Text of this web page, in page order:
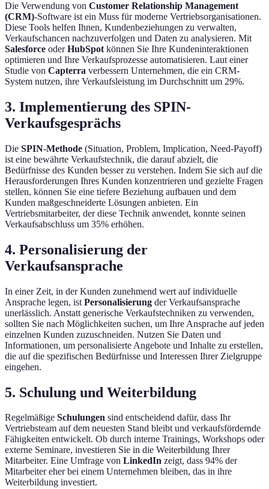
Die Verwendung von Customer Relationship Management
(CRM)-Software ist ein Muss für moderne Vertriebsorganisationen.
Diese Tools helfen Ihnen, Kundenbeziehungen zu verwalten,
Verkaufschancen nachzuverfolgen und Daten zu analysieren. Mit
Salesforce oderHubSpot können Sie Ihre Kundeninteraktionen
optimieren und Ihre Verkaufsprozesse automatisieren. Laut einer
Studie von Capterra verbessern Unternehmen, die ein CRM-
System nutzen, ihre Verkaufsleistung im Durchschnitt um 29%.
3. Implementierung des SPIN-
Verkaufsgesprächs
Die SPIN-Methode (Situation, Problem, Implication, Need-Payoff)
ist eine bewährte Verkaufstechnik, die darauf abzielt, die
Bedürfnisse des Kunden besser zu verstehen. Indem Sie sich auf die
Herausforderungen Ihres Kunden konzentrieren und gezielte Fragen
stellen, können Sie eine tiefere Beziehung aufbauen und dem
Kunden maßgeschneiderte Lösungen anbieten. Ein
Vertriebsmitarbeiter, der diese Technik anwendet, konnte seinen
Verkaufsabschluss um 35% erhöhen.
4. Personalisierung der
Verkaufsansprache
In einer Zeit, in der Kunden zunehmend wert auf individuelle
Ansprache legen, ist Personalisierung der Verkaufsansprache
unerlässlich. Anstatt generische Verkaufstechniken zu verwenden,
sollten Sie nach Möglichkeiten suchen, um Ihre Ansprache auf jeden
einzelnen Kunden zuzuschneiden. Nutzen Sie Daten und
Informationen, um personalisierte Angebote und Inhalte zu erstellen,
die auf die spezifischen Bedürfnisse und Interessen Ihrer Zielgruppe
eingehen.
5. Schulung und Weiterbildung
Regelmäßige Schulungen sind entscheidend dafür, dass Ihr
Vertriebsteam auf dem neuesten Stand bleibt und verkaufsfördernde
Fähigkeiten entwickelt. Ob durch interne Trainings, Workshops oder
externe Seminare, investieren Sie in die Weiterbildung Ihrer
Mitarbeiter. Eine Umfrage von LinkedIn zeigt, dass 94% der
Mitarbeiter eher bei einem Unternehmen bleiben, das in ihre
Weiterbildung investiert.